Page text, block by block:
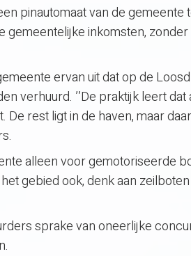
pinautomaat van de
inkomsten,
ervan uit dat op de
verhuurd. ’’De praktijk leert
rest ligt in de haven, maar
alleen voor gemotoriseerde
gebied ook, denk aan
sprake van oneerlijke